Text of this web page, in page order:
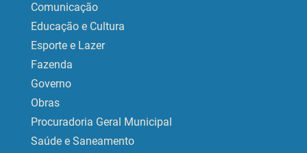
Comunicação
Educação e Cultura
Esporte e Lazer
Fazenda
Governo
Obras
Procuradoria Geral Municipal
Saúde e Saneamento